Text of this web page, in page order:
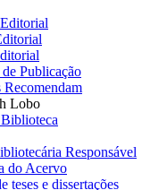
Publicação
Recomendam
Lobo
Responsável
do Acervo
teses e dissertações